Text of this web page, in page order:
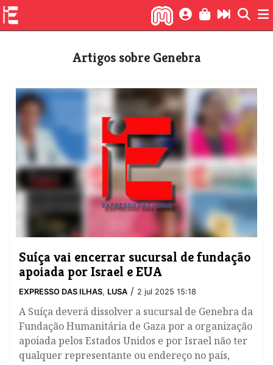
Artigos sobre Genebra
Suíça vai encerrar sucursal de fundação
apoiada por Israel e EUA
EXPRESSO DAS ILHAS, LUSA / 2 jul 2025 15:18
A Suíça deverá dissolver a sucursal de Genebra da
Fundação Humanitária de Gaza por a organização
apoiada pelos Estados Unidos e por Israel não ter
qualquer representante ou endereço no país,